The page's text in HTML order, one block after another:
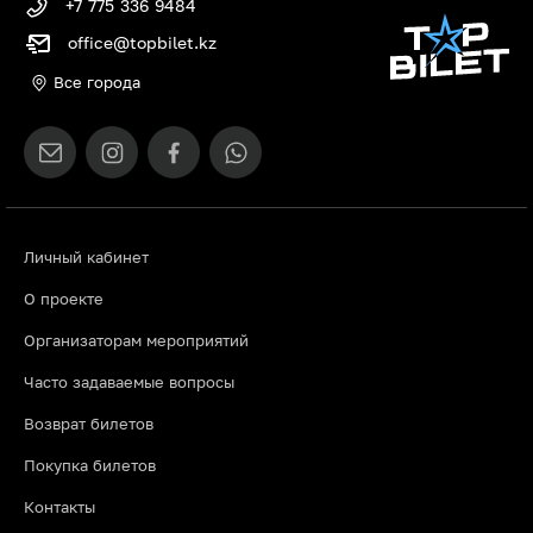
Личный кабинет
О проекте
Организаторам мероприятий
Часто задаваемые вопросы
Возврат билетов
Покупка билетов
Контакты
+7 775 336 9484
office@topbilet.kz
Все города